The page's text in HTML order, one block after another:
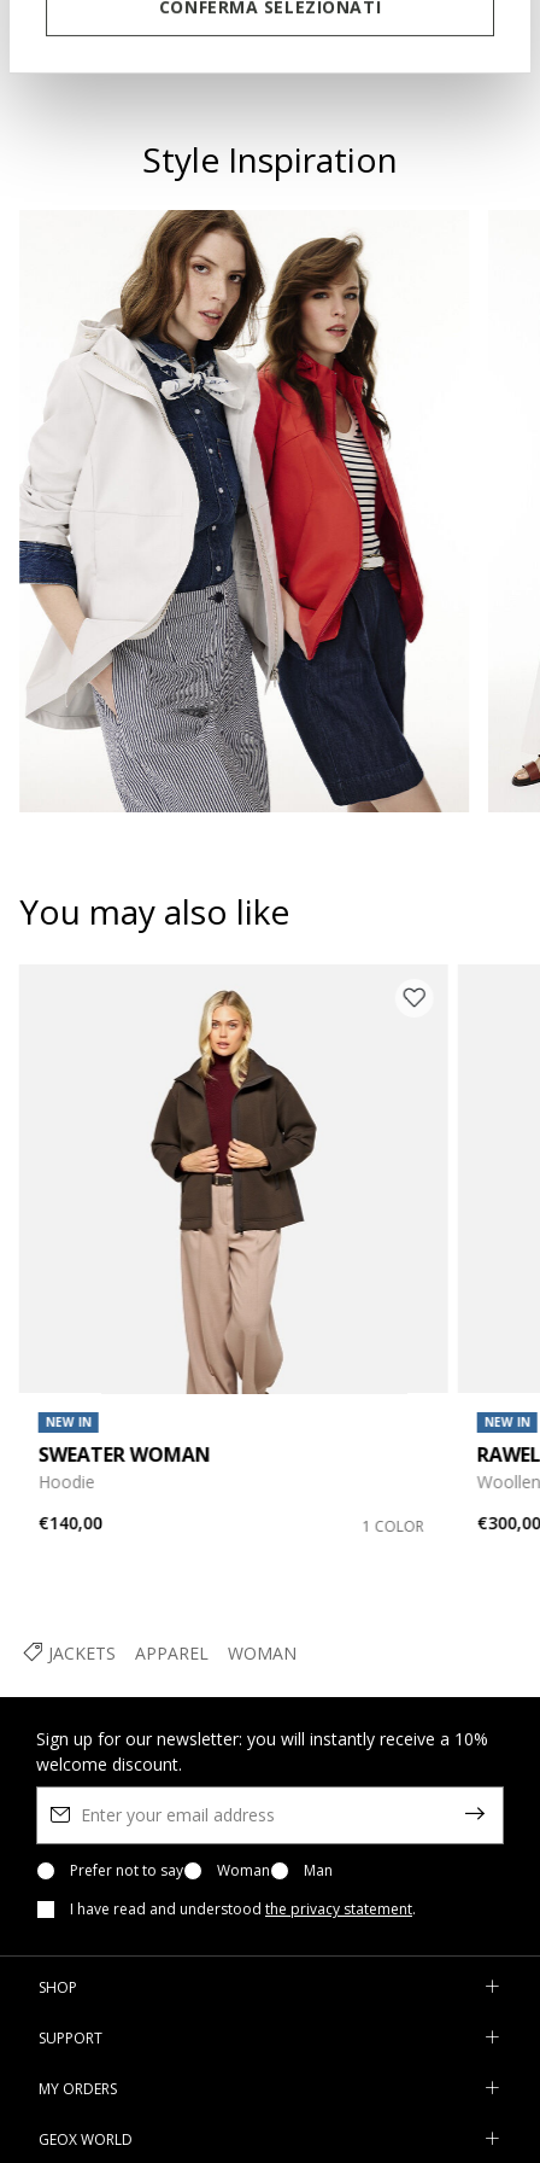
CONFERMA SELEZIONATI
Technologies
JACKETS APPAREL WOMAN
Style Inspiration
You may also like
NEW IN
SWEATER WOMAN
Hoodie
€140,00
1 COLOR
NEW IN
€300,00
Sign up for our newsletter: you will instantly receive a 10%
welcome discount.
Prefer not to say Woman
Man
I have read and understood the privacy statement.
SHOP
SUPPORT
MY ORDERS
GEOX WORLD